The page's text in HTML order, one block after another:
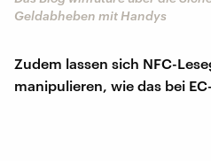
Geldabheben mit Handys
Zudem lassen sich NFC-
manipulieren, wie das bei